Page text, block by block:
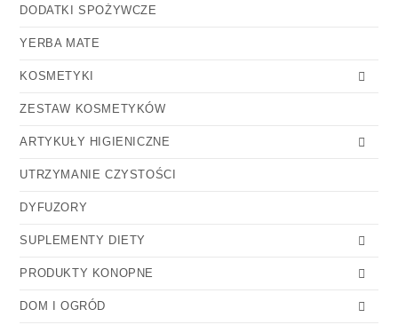
DODATKI SPOŻYWCZE
YERBA MATE
KOSMETYKI
ZESTAW KOSMETYKÓW
ARTYKUŁY HIGIENICZNE
UTRZYMANIE CZYSTOŚCI
DYFUZORY
SUPLEMENTY DIETY
PRODUKTY KONOPNE
DOM I OGRÓD